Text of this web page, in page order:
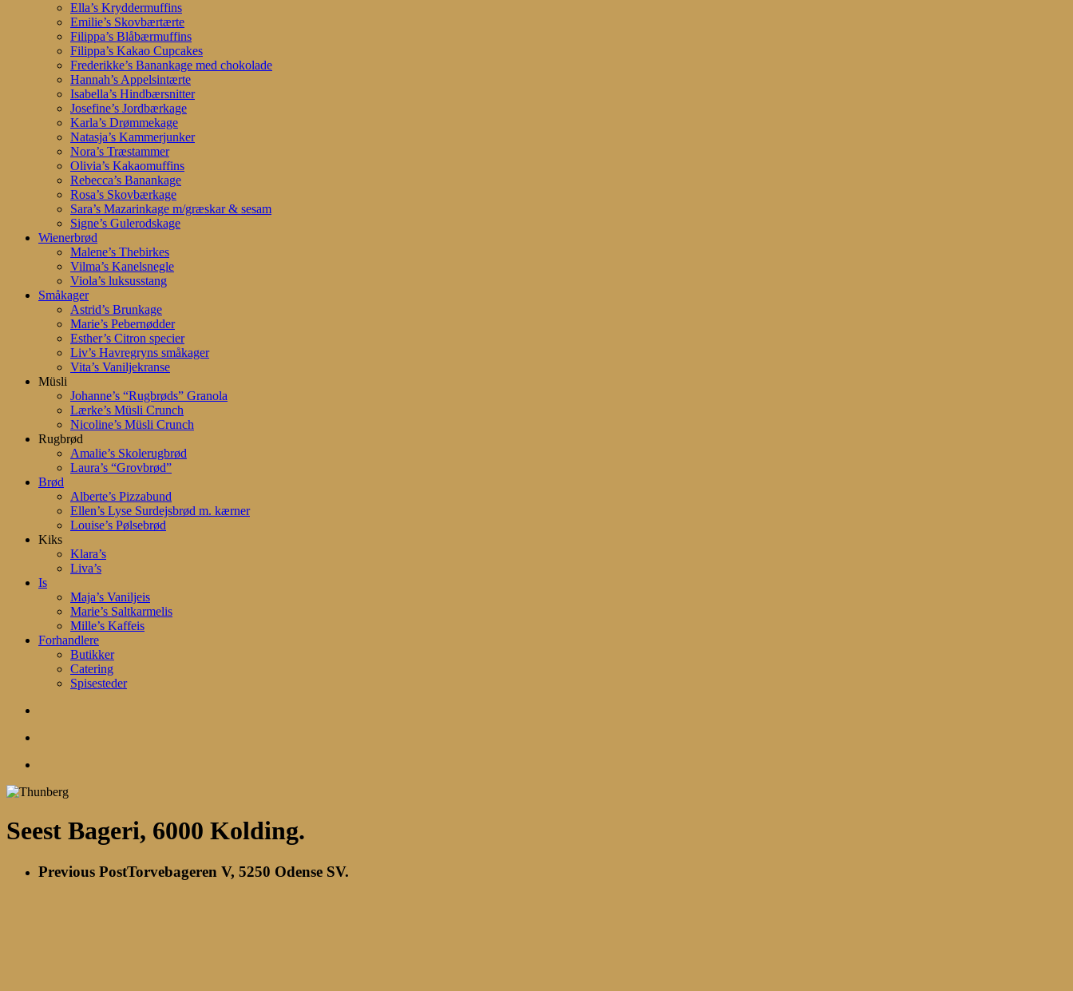
Ella’s Kryddermuffins
Emilie’s Skovbærtærte
Filippa’s Blåbærmuffins
Filippa’s Kakao Cupcakes
Frederikke’s Banankage med chokolade
Hannah’s Appelsintærte
Isabella’s Hindbærsnitter
Josefine’s Jordbærkage
Karla’s Drømmekage
Natasja’s Kammerjunker
Nora’s Træstammer
Olivia’s Kakaomuffins
Rebecca’s Banankage
Rosa’s Skovbærkage
Sara’s Mazarinkage m/græskar & sesam
Signe’s Gulerodskage
Wienerbrød
Malene’s Thebirkes
Vilma’s Kanelsnegle
Viola’s luksusstang
Småkager
Astrid’s Brunkage
Marie’s Pebernødder
Esther’s Citron specier
Liv’s Havregryns småkager
Vita’s Vaniljekranse
Müsli
Johanne’s “Rugbrøds” Granola
Lærke’s Müsli Crunch
Nicoline’s Müsli Crunch
Rugbrød
Amalie’s Skolerugbrød
Laura’s “Grovbrød”
Brød
Alberte’s Pizzabund
Ellen’s Lyse Surdejsbrød m. kærner
Louise’s Pølsebrød
Kiks
Klara’s
Liva’s
Is
Maja’s Vaniljeis
Marie’s Saltkarmelis
Mille’s Kaffeis
Forhandlere
Butikker
Catering
Spisesteder
Seest Bageri, 6000 Kolding.
Previous PostTorvebageren V, 5250 Odense SV.